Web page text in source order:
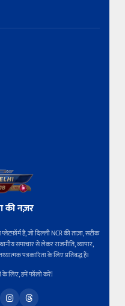
की नज़र
है, जो दिल्ली NCR की ताज़ा, सटीक
समाचार से लेकर राजनीति, व्यापार,
पत्रकारिता के लिए प्रतिबद्ध हैं।
के लिए, हमें फॉलो करें!